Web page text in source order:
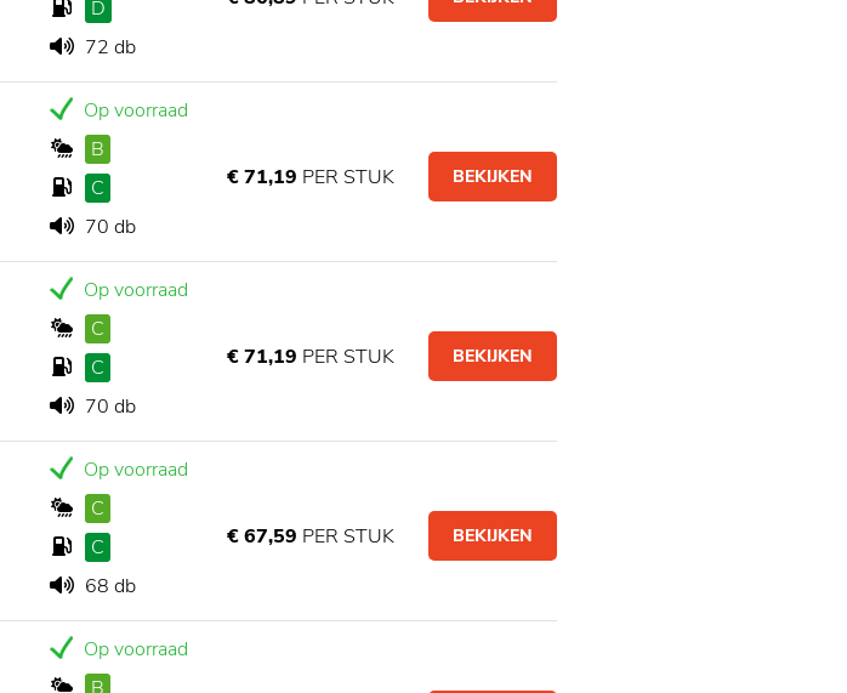
D
72 db
Op voorraad
B
C
70 db
€ 71,19 PER STUK BEKIJKEN
Op voorraad
C
C
70 db
€ 71,19 PER STUK BEKIJKEN
Op voorraad
C
C
68 db
€ 67,59 PER STUK BEKIJKEN
Op voorraad